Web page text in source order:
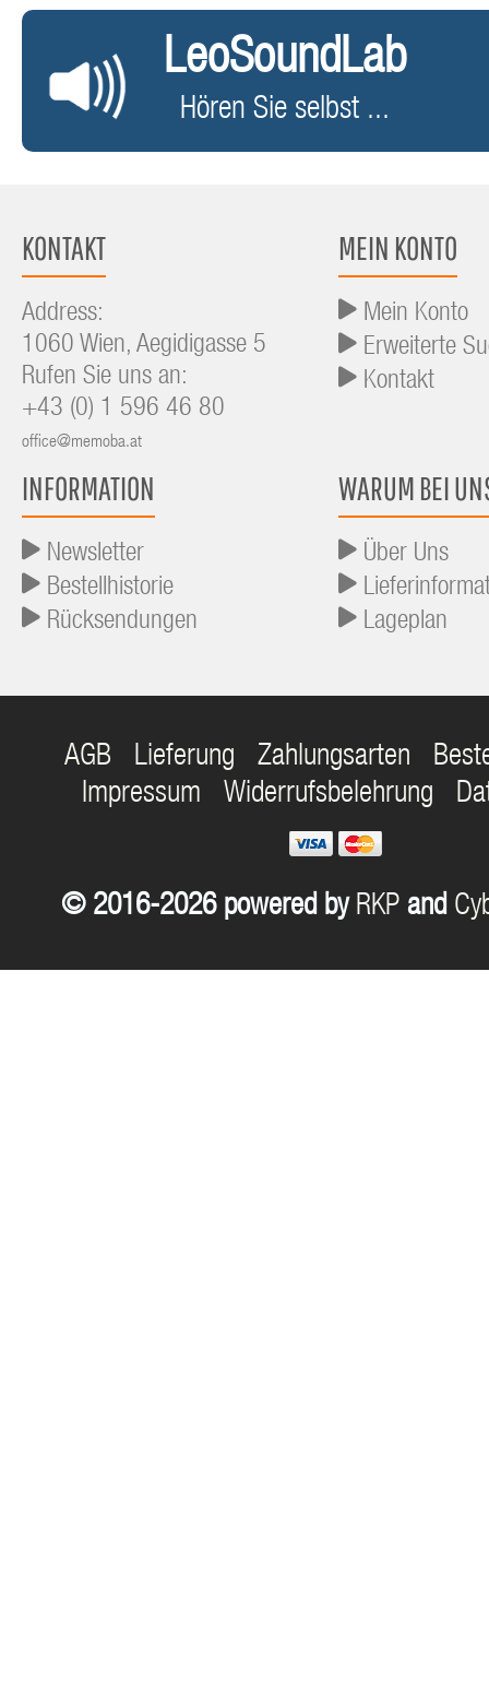
LeoSoundLab
Hören Sie selbst ...
KONTAKT
Address:
1060 Wien, Aegidigasse 5
Rufen Sie uns an:
+43 (0) 1 596 46 80
office@memoba.at
MEIN KONTO
Mein Konto
Erweiterte
Kontakt
INFORMATION
Newsletter
Bestellhistorie
Rücksendungen
WARUM BEI
Über Uns
Lageplan
AGB Lieferung Zahlungsarten
Impressum
Widerrufsbelehrung
© 2016-2026 powered by RKP and